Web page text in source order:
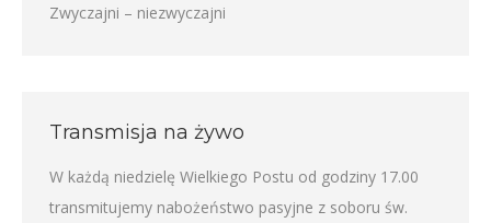
Zwyczajni – niezwyczajni
Transmisja na żywo
W każdą niedzielę Wielkiego Postu od godziny 17.00
transmitujemy nabożeństwo pasyjne z soboru św.